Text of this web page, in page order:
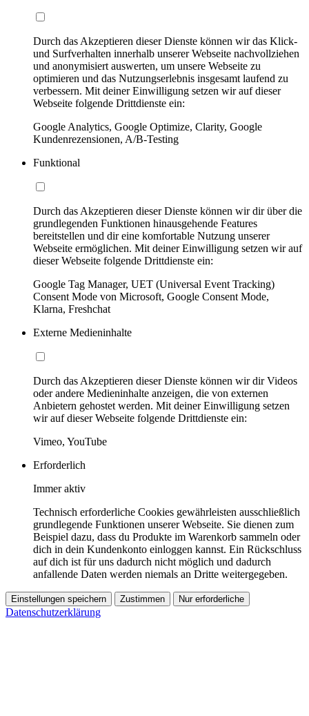
Durch das Akzeptieren dieser Dienste können wir das Klick-
und Surfverhalten innerhalb unserer Webseite nachvollziehen
und anonymisiert auswerten, um unsere Webseite zu
optimieren und das Nutzungserlebnis insgesamt laufend zu
verbessern. Mit deiner Einwilligung setzen wir auf dieser
Webseite folgende Drittdienste ein:
Google Analytics, Google Optimize, Clarity, Google
Kundenrezensionen, A/B-Testing
Funktional
Durch das Akzeptieren dieser Dienste können wir dir über die
grundlegenden Funktionen hinausgehende Features
bereitstellen und dir eine komfortable Nutzung unserer
Webseite ermöglichen. Mit deiner Einwilligung setzen wir auf
dieser Webseite folgende Drittdienste ein:
Google Tag Manager, UET (Universal Event Tracking)
Consent Mode von Microsoft, Google Consent Mode,
Klarna, Freshchat
Externe Medieninhalte
Durch das Akzeptieren dieser Dienste können wir dir Videos
oder andere Medieninhalte anzeigen, die von externen
Anbietern gehostet werden. Mit deiner Einwilligung setzen
wir auf dieser Webseite folgende Drittdienste ein:
Vimeo, YouTube
Erforderlich
Immer aktiv
Technisch erforderliche Cookies gewährleisten ausschließlich
grundlegende Funktionen unserer Webseite. Sie dienen zum
Beispiel dazu, dass du Produkte im Warenkorb sammeln oder
dich in dein Kundenkonto einloggen kannst. Ein Rückschluss
auf dich ist für uns dadurch nicht möglich und dadurch
anfallende Daten werden niemals an Dritte weitergegeben.
Einstellungen speichern Zustimmen Nur erforderliche
Datenschutzerklärung